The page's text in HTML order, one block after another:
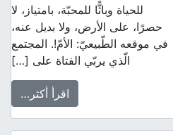
للحياة وباثًّا للمحبّة، بامتياز، لا
حصرًا، على الأرض، ولا بديل عنه،
في موقعه الطّبيعيّ: الأمّ!. المجتمع
الّذي يربّي الفتاة على […]
اقرأ أكثر…